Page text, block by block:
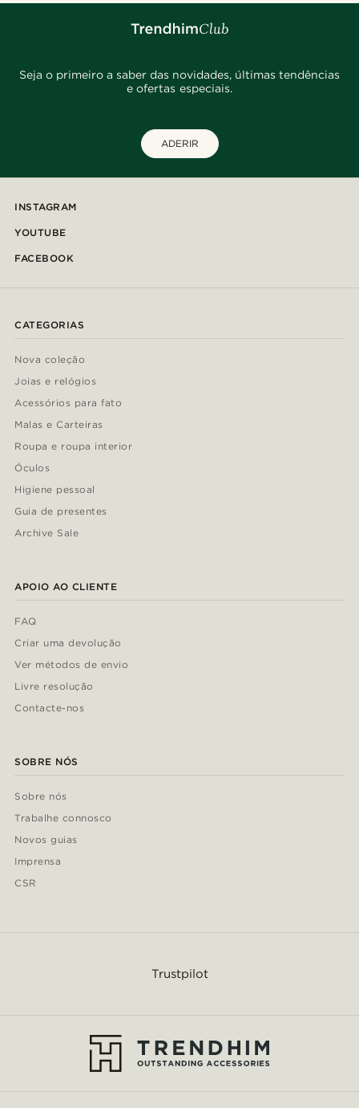
Seja o primeiro a saber das novidades, últimas tendências
e ofertas especiais.
ADERIR
INSTAGRAM
YOUTUBE
FACEBOOK
CATEGORIAS
Nova coleção
Joias e relógios
Acessórios para fato
Malas e Carteiras
Roupa e roupa interior
Óculos
Higiene pessoal
Guia de presentes
Archive Sale
APOIO AO CLIENTE
FAQ
Criar uma devolução
Ver métodos de envio
Livre resolução
Contacte-nos
SOBRE NÓS
Sobre nós
Trabalhe connosco
Novos guias
Imprensa
CSR
Trustpilot